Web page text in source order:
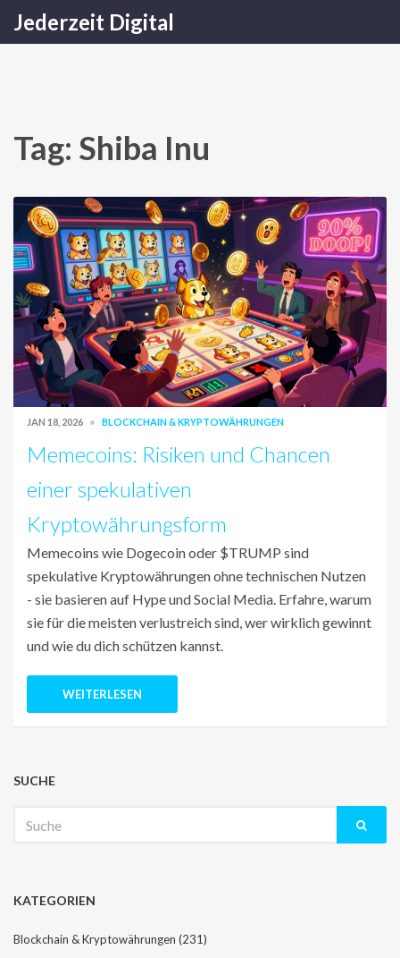
Jederzeit Digital
Tag: Shiba Inu
JAN 18, 2026 BLOCKCHAIN & KRYPTOWÄHRUNGEN
Memecoins: Risiken und Chancen
einer spekulativen
Kryptowährungsform
Memecoins wie Dogecoin oder $TRUMP sind
spekulative Kryptowährungen ohne technischen Nutzen
- sie basieren auf Hype und Social Media. Erfahre, warum
sie für die meisten verlustreich sind, wer wirklich gewinnt
und wie du dich schützen kannst.
WEITERLESEN
SUCHE
nach:
KATEGORIEN
Blockchain & Kryptowährungen (231)